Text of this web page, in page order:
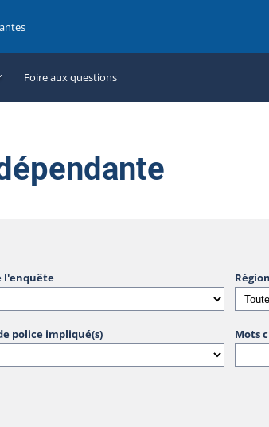
Foire aux questions
l'enquête
police impliqué(s) Mots